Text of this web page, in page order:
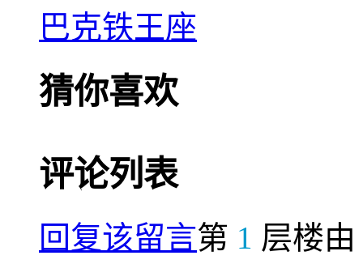
巴克铁王座
猜你喜欢
评论列表
回复该留言第 1 层楼由